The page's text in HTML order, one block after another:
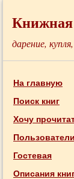
дарение,
На главную
Поиск книг
Хочу
Пользователи
Гостевая
Описания